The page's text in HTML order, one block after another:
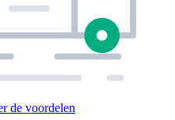
de voordelen